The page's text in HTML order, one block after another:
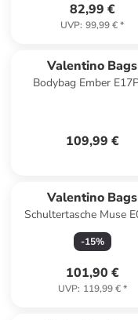
82,99 €
UVP: 99,99 €*
Valentino Bags
Bodybag Ember
109,99 €
Valentino Bags
Schultertasche Muse
Bianco
-15%
101,90 €
UVP: 119,99 €*